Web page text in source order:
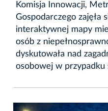
Komisja Innowacji,
Gospodarczego zajęła
interaktywnej mapy
osób z
dyskutowała nad
osobowej w